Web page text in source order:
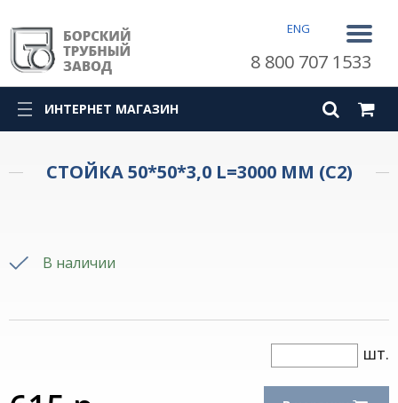
ENG
8 800 707 1533
ИНТЕРНЕТ МАГАЗИН
СТОЙКА 50*50*3,0 L=3000 ММ (С2)
В наличии
шт.